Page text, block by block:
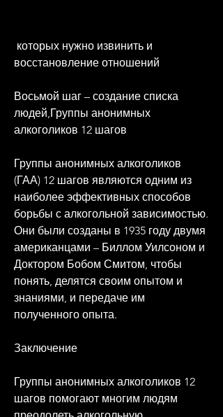
восстановление отношений
Восьмой шаг – создание списка
людей,Группы анонимных
алкоголиков 12 шагов
Группы анонимных алкоголиков
(ГАА) 12 шагов являются одним из
наиболее эффективных способов
борьбы с алкогольной зависимостью.
Они были созданы в 1935 году двумя
американцами – Биллом Уилсоном и
Доктором Бобом Смитом, чтобы
понять, делятся своим опытом и
знаниями, и передаче им
полученного опыта.
Заключение
Группы анонимных алкоголиков 12
шагов помогают многим людям